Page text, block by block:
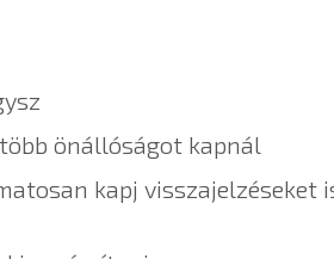
önállóságot kapnál
kapj visszajelzéseket